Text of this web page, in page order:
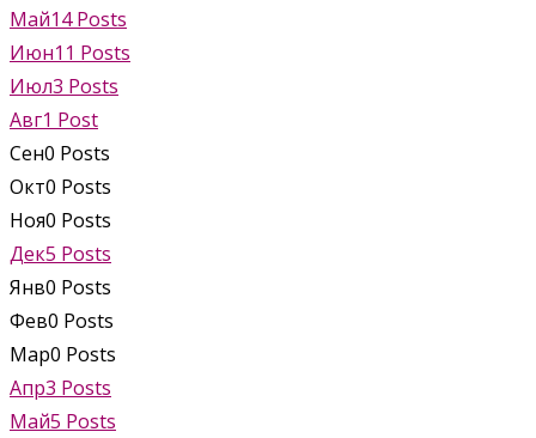
Май14 Posts
Июн11 Posts
Июл3 Posts
Авг1 Post
Сен0 Posts
Окт0 Posts
Ноя0 Posts
Дек5 Posts
Янв0 Posts
Фев0 Posts
Мар0 Posts
Апр3 Posts
Май5 Posts